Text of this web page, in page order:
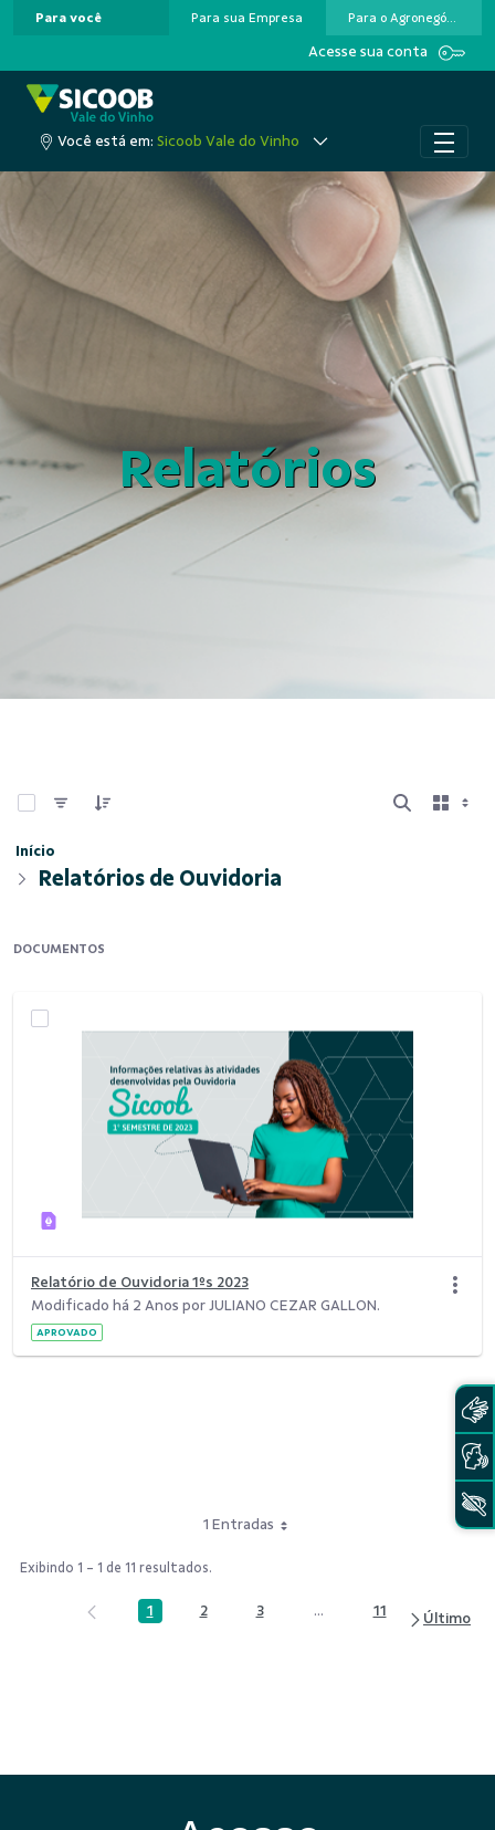
Pular para o Conteúdo principal
Para você Para sua Empresa Para o Agronegócio
Acesse sua conta
Você está em: Sicoob Vale do Vinho
Relatórios
Início
Relatórios de Ouvidoria
DOCUMENTOS
Relatório de Ouvidoria 1ºs 2023
Modificado há 2 Anos por JULIANO CEZAR GALLON.
APROVADO
1 Entradas
Exibindo 1 - 1 de 11 resultados.
Página
1 Página
2 Página
3 ...Páginas intermediárias
Página
11